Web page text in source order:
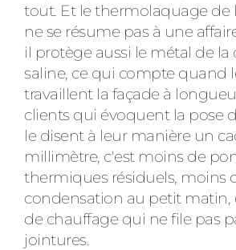
tout. Et le thermolaquage
ne se résume pas à une
il protège aussi le métal de la
saline, ce qui compte quand
travaillent la façade à
clients qui évoquent la pose
le disent à leur manière un
millimètre, c'est moins de
thermiques résiduels, moins
condensation au petit matin,
de chauffage qui ne file pas
jointures.